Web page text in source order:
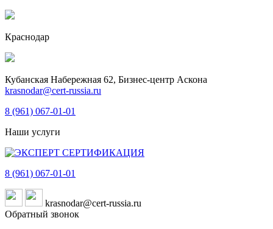
Краснодар
Кубанская Набережная 62, Бизнес-центр Аскона
krasnodar@cert-russia.ru
8 (961) 067-01-01
Наши услуги
8 (961) 067-01-01
krasnodar@cert-russia.ru
Обратный звонок